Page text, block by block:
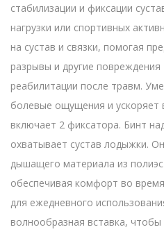
стабилизации и фиксации
нагрузки или спортивных
на сустав и связки, помогая
разрывы и другие
реабилитации после травм.
болевые ощущения и ускоряет
включает 2 фиксатора. Бинт
охватывает сустав лодыжки.
дышащего материала из
обеспечивая комфорт во
для ежедневного
волнообразная вставка,